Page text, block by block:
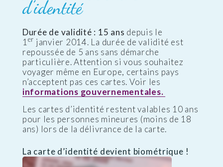
d’identité
Durée de validité : 15 ans depuis le
1 er janvier 2014. La durée de validité est
repoussée de 5 ans sans démarche
particulière. Attention si vous souhaitez
voyager même en Europe, certains pays
n’acceptent pas ces cartes. Voir les
informations gouvernementales.
Les cartes d’identité restent valables 10 ans
pour les personnes mineures (moins de 18
ans) lors de la délivrance de la carte.
La carte d’identité devient biométrique !